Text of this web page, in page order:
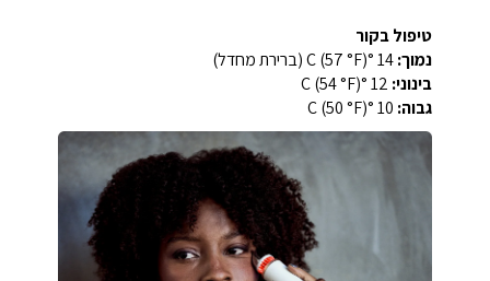
טיפול בקור
נמוך:
בינוני:
גבוה: